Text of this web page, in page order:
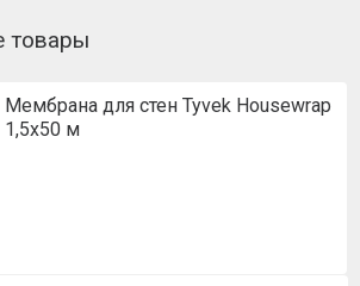
товары
Мембрана для стен Tyvek Housewrap
1,5х50 м